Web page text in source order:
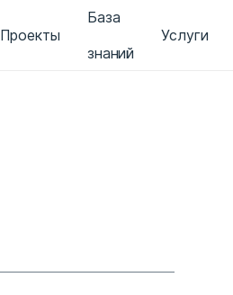
Проекты
База
знаний
Услуги